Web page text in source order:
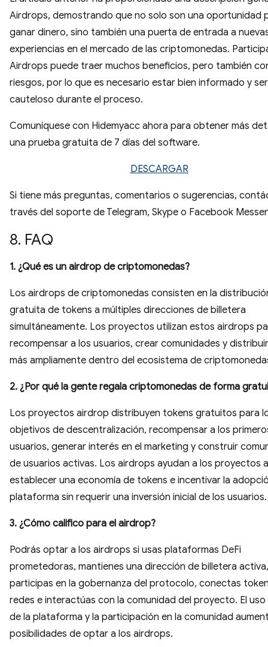
Airdrops, demostrando que no solo son una oportunidad
ganar dinero, sino también una puerta de entrada a
experiencias en el mercado de las criptomonedas.
Airdrops puede traer muchos beneficios, pero también
riesgos, por lo que es necesario estar bien informado y ser
cauteloso durante el proceso.
Comuníquese con Hidemyacc ahora para obtener más
una prueba gratuita de 7 días del software.
DESCARGAR
Si tiene más preguntas, comentarios o sugerencias,
través del soporte de Telegram, Skype o Facebook
8. FAQ
1. ¿Qué es un airdrop de criptomonedas?
Los airdrops de criptomonedas consisten en la
gratuita de tokens a múltiples direcciones de billetera
simultáneamente. Los proyectos utilizan estos airdrops
recompensar a los usuarios, crear comunidades y
más ampliamente dentro del ecosistema de
2. ¿Por qué la gente regala criptomonedas de forma
Los proyectos airdrop distribuyen tokens gratuitos para
objetivos de descentralización, recompensar a los
usuarios, generar interés en el marketing y construir
de usuarios activas. Los airdrops ayudan a los proyectos a
establecer una economía de tokens e incentivar la
plataforma sin requerir una inversión inicial de los usuarios.
3. ¿Cómo califico para el airdrop?
Podrás optar a los airdrops si usas plataformas DeFi
prometedoras, mantienes una dirección de billetera activa,
participas en la gobernanza del protocolo, conectas
redes e interactúas con la comunidad del proyecto. El uso
de la plataforma y la participación en la comunidad
posibilidades de optar a los airdrops.